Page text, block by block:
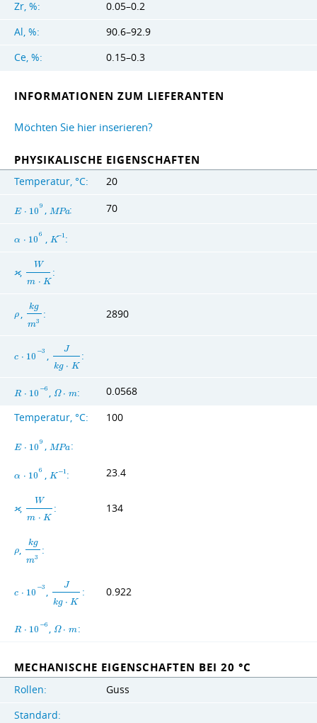
Zr, %:
0.05–0.2
Al, %:
90.6–92.9
Ce, %:
0.15–0.3
INFORMATIONEN ZUM LIEFERANTEN
Möchten Sie hier inserieren?
PHYSIKALISCHE EIGENSCHAFTEN
Temperatur, °C: 20
E ⋅ 10
9 , MPa: 70
α ⋅ 10
6 ,K−1 :
ϰ,
W
m ⋅ K
:
ρ
kg
m3
: 2890
c ⋅ 10
−3 ,
J
kg ⋅ K
:
R ⋅ 10
−6 , Ω ⋅ m: 0.0568
Temperatur, °C: 100
E ⋅ 10
9 , MPa:
α ⋅ 10
6 , K−1 : 23.4
ϰ,
W
m ⋅ K
: 134
ρ
kg
m3
:
c ⋅ 10
−3 ,
J
kg ⋅ K
: 0.922
R ⋅ 10
−6 , Ω ⋅ m:
MECHANISCHE EIGENSCHAFTEN BEI 20 °C
Rollen:
Guss
Standard: